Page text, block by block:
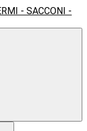
- SACCONI -